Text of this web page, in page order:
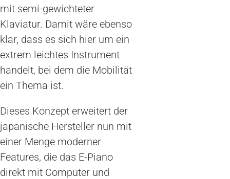
mit semi-gewichteter
Klaviatur. Damit wäre ebenso
klar, dass es sich hier um ein
extrem leichtes Instrument
handelt, bei dem die Mobilität
ein Thema ist.
Dieses Konzept erweitert der
japanische Hersteller nun mit
einer Menge moderner
Features, die das E-Piano
direkt mit Computer und